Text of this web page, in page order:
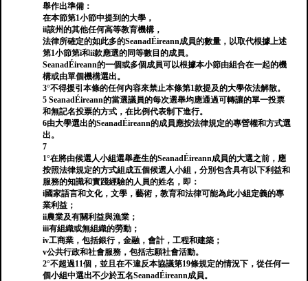
舉作出準備：
在本節第1小節中提到的大學，
ii該州的其他任何高等教育機構，
法律所確定的如此多的SeanadÉireann成員的數量，以取代根據上述
第1小節第i和ii款應選的同等數目的成員。
SeanadÉireann的一個或多個成員可以根據本小節由組合在一起的機
構或由單個機構選出。
3°不得援引本條的任何內容來禁止本條第1款提及的大學依法解散。
5 SeanadÉireann的當選議員的每次選舉均應通過可轉讓的單一投票
和無記名投票的方式，在比例代表制下進行。
6由大學選出的SeanadÉireann的成員應按法律規定的專營權和方式選
出。
7
1°在將由候選人小組選舉產生的SeanadÉireann成員的大選之前，應
按照法律規定的方式組成五個候選人小組，分別包含具有以下利益和
服務的知識和實踐經驗的人員的姓名，即：
i國家語言和文化，文學，藝術，教育和法律可能為此小組定義的專
業利益；
ii農業及有關利益與漁業；
iii有組織或無組織的勞動；
iv工商業，包括銀行，金融，會計，工程和建築；
v公共行政和社會服務，包括志願社會活動。
2°不超過11個，並且在不違反本協議第19條規定的情況下，從任何一
個小組中選出不少於五名SeanadÉireann成員。